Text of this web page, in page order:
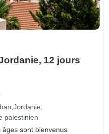
12 jours
Jordanie
palestinien
âges sont bienvenus